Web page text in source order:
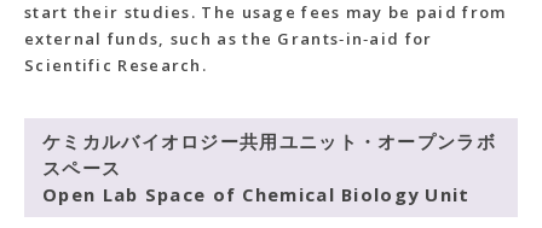
start their studies. The usage fees may be paid from
external funds, such as the Grants‐in‐aid for
Scientific Research.
ケミカルバイオロジー共用ユニット・オープンラボ
スペース
Open Lab Space of Chemical Biology Unit